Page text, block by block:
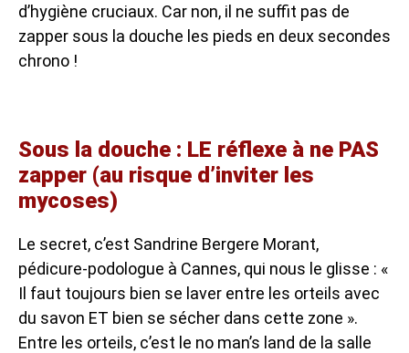
d’hygiène cruciaux. Car non, il ne suffit pas de
zapper sous la douche les pieds en deux secondes
chrono !
Sous la douche : LE réflexe à ne PAS
zapper (au risque d’inviter les
mycoses)
Le secret, c’est Sandrine Bergere Morant,
pédicure-podologue à Cannes, qui nous le glisse : «
Il faut toujours bien se laver entre les orteils avec
du savon ET bien se sécher dans cette zone ».
Entre les orteils, c’est le no man’s land de la salle